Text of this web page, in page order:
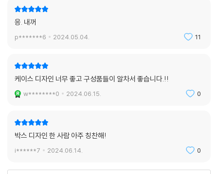
응. 내꺼
p*******6 2024.05.04. 11
케이스 디자인 너무 좋고 구성품들이 알차서 좋습니다.!!
w********0 2024.06.15. 0
박스 디자인 한 사람 아주 칭찬해!
i******7 2024.06.14. 0